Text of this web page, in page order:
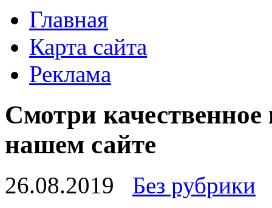
Главная
Карта сайта
Реклама
Cмотри
нашем сайте
26.08.2019
Без рубрики